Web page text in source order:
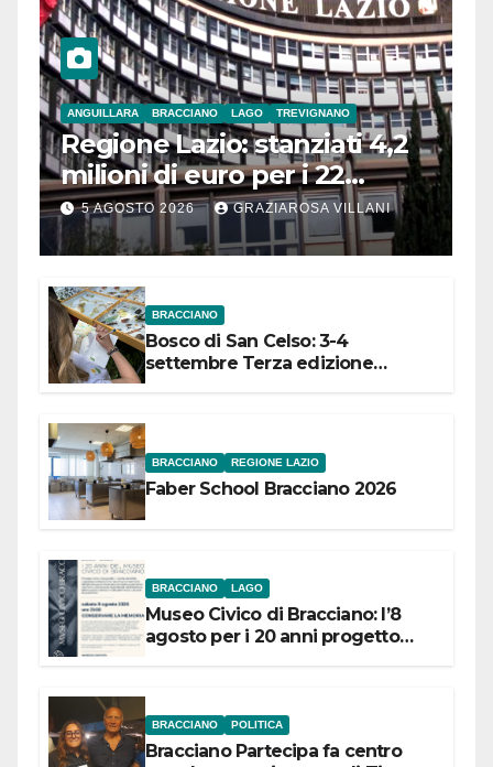
ANGUILLARA BRACCIANO LAGO TREVIGNANO
Regione Lazio: stanziati 4,2
milioni di euro per i 22
Comuni dell’Etruria
Meridionale
5 AGOSTO 2026 GRAZIAROSA VILLANI
BRACCIANO
Bosco di San Celso: 3-4
settembre Terza edizione
BRACCIANO REGIONE LAZIO
Faber School Bracciano 2026
BRACCIANO LAGO
Museo Civico di Bracciano: l’8
agosto per i 20 anni progetto
BRACCIANO POLITICA
Bracciano Partecipa fa centro